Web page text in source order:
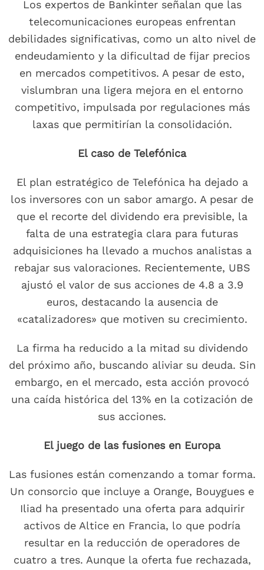
Los expertos de Bankinter señalan que las
telecomunicaciones europeas enfrentan
debilidades significativas, como un alto nivel de
endeudamiento y la dificultad de fijar precios
en mercados competitivos. A pesar de esto,
vislumbran una ligera mejora en el entorno
competitivo, impulsada por regulaciones más
laxas que permitirían la consolidación.
El caso de Telefónica
El plan estratégico de Telefónica ha dejado a
los inversores con un sabor amargo. A pesar de
que el recorte del dividendo era previsible, la
falta de una estrategia clara para futuras
adquisiciones ha llevado a muchos analistas a
rebajar sus valoraciones. Recientemente, UBS
ajustó el valor de sus acciones de 4.8 a 3.9
euros, destacando la ausencia de
«catalizadores» que motiven su crecimiento.
La firma ha reducido a la mitad su dividendo
del próximo año, buscando aliviar su deuda. Sin
embargo, en el mercado, esta acción provocó
una caída histórica del 13% en la cotización de
sus acciones.
El juego de las fusiones en Europa
Las fusiones están comenzando a tomar forma.
Un consorcio que incluye a Orange, Bouygues e
Iliad ha presentado una oferta para adquirir
activos de Altice en Francia, lo que podría
resultar en la reducción de operadores de
cuatro a tres. Aunque la oferta fue rechazada,